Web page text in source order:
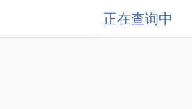
正在查询中